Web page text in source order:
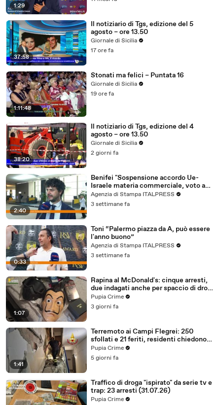
1:29
37:58
Il notiziario di Tgs, edizione del 5
agosto – ore 13.50
Giornale di Sicilia
17 ore fa
1:11:48
Stonati ma felici – Puntata 16
Giornale di Sicilia
19 ore fa
38:20
Il notiziario di Tgs, edizione del 4
agosto – ore 13.50
Giornale di Sicilia
2 giorni fa
2:40
Benifei "Sospensione accordo Ue-
Israele materia commerciale, voto a
maggioranza"
Agenzia di Stampa ITALPRESS
3 settimane fa
0:33
Toni “Palermo piazza da A, può essere
l'anno buono”
Agenzia di Stampa ITALPRESS
3 settimane fa
1:07
Rapina al McDonald's: cinque arresti,
due indagati anche per spaccio di droga
(03.08.26)
Pupia Crime
3 giorni fa
1:41
Terremoto ai Campi Flegrei: 250
sfollati e 21 feriti, residenti chiedono
certezze sul futuro (01.08.26)
Pupia Crime
5 giorni fa
Traffico di droga "ispirato" da serie tv e
trap: 23 arresti (31.07.26)
Pupia Crime